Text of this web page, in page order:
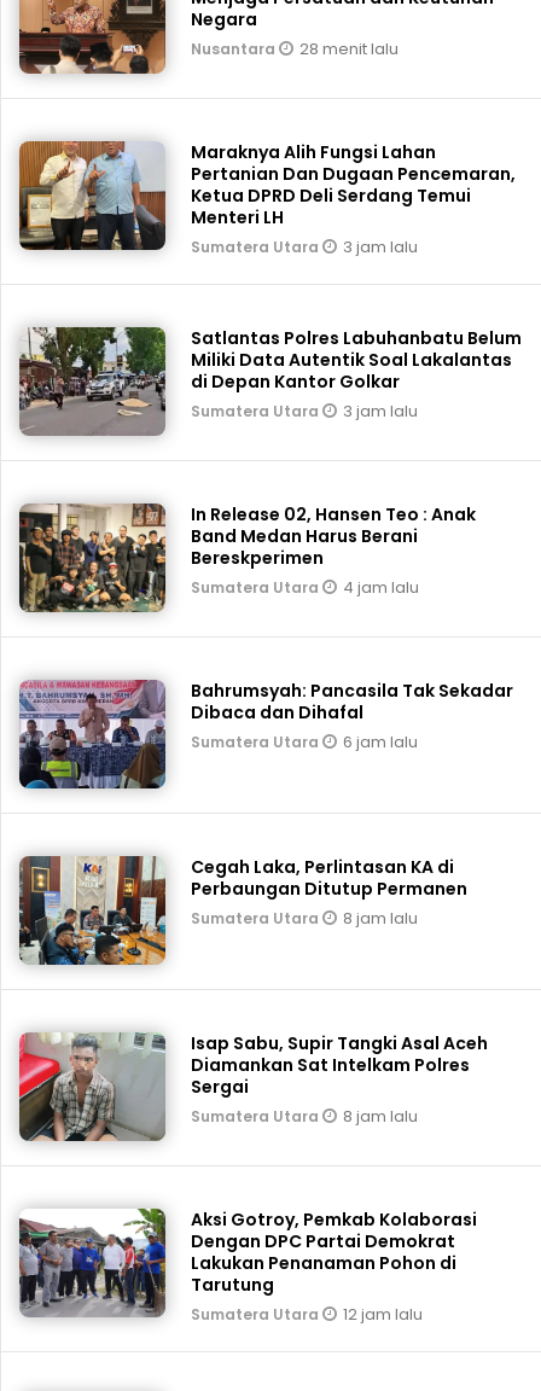
Negara
Nusantara 28 menit lalu
Maraknya Alih Fungsi Lahan
Pertanian Dan Dugaan Pencemaran,
Ketua DPRD Deli Serdang Temui
Menteri LH
Sumatera Utara 3 jam lalu
Satlantas Polres Labuhanbatu Belum
Miliki Data Autentik Soal Lakalantas
di Depan Kantor Golkar
Sumatera Utara 3 jam lalu
In Release 02, Hansen Teo : Anak
Band Medan Harus Berani
Bereskperimen
Sumatera Utara 4 jam lalu
Bahrumsyah: Pancasila Tak Sekadar
Dibaca dan Dihafal
Sumatera Utara 6 jam lalu
Cegah Laka, Perlintasan KA di
Perbaungan Ditutup Permanen
Sumatera Utara 8 jam lalu
Isap Sabu, Supir Tangki Asal Aceh
Diamankan Sat Intelkam Polres
Sergai
Sumatera Utara 8 jam lalu
Aksi Gotroy, Pemkab ‎Kolaborasi
Dengan DPC Partai Demokrat
Lakukan Penanaman Pohon di
Tarutung
Sumatera Utara 12 jam lalu